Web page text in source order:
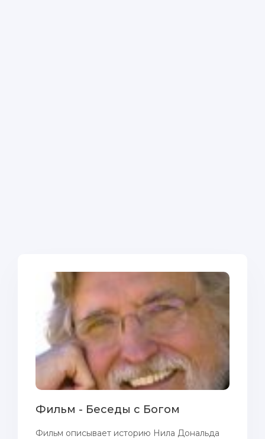
Фильм - Беседы с Богом
Фильм описывает историю Нила Донaльда